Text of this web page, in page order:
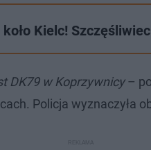
Kielc!
DK79 w Koprzywnicy–
Policja wyznaczyła